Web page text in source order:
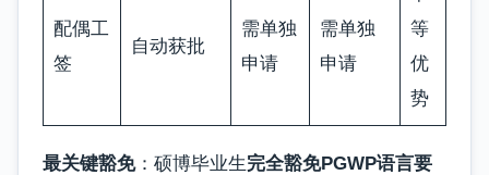
配偶工
签
自动获批
需单独
申请
需单独
申请
等
优
势
最关键豁免：硕博毕业生完全豁免PGWP语言要